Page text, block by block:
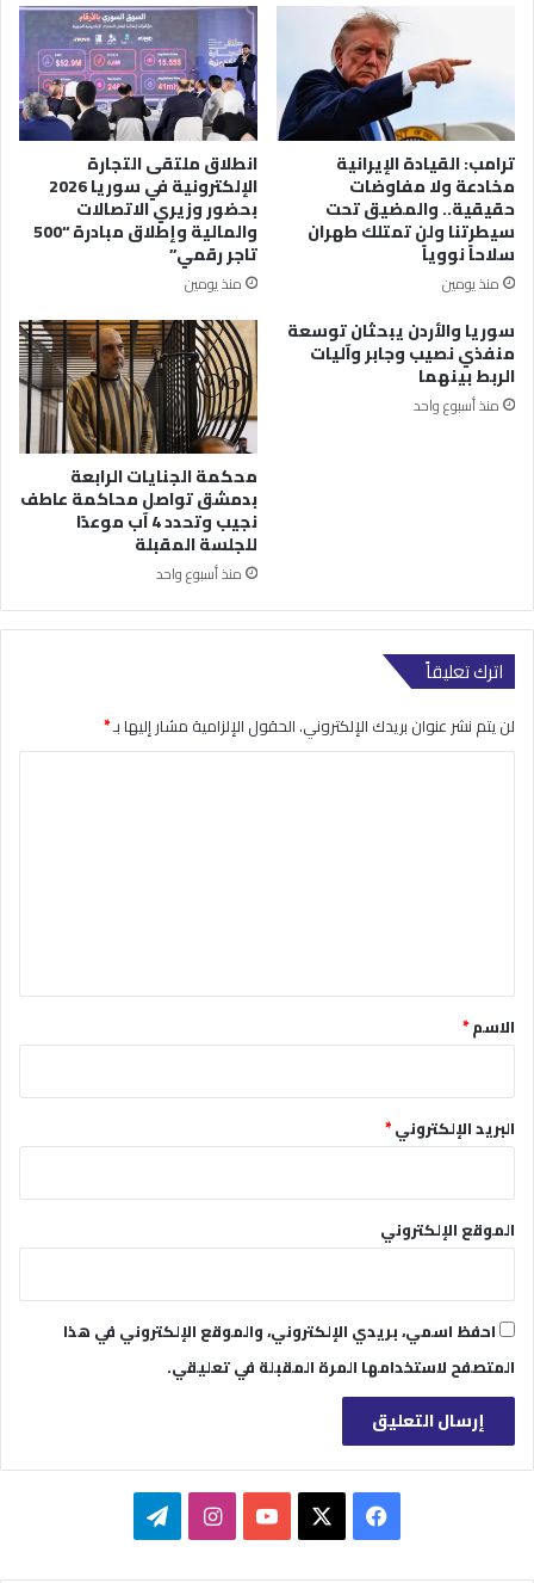
ترامب: القيادة الإيرانية
مخادعة ولا مفاوضات
حقيقية.. والمضيق تحت
سيطرتنا ولن تمتلك طهران
سلاحاً نووياً
منذ يومين
انطلاق ملتقى التجارة
الإلكترونية في سوريا 2026
بحضور وزيري الاتصالات
والمالية وإطلاق مبادرة “500
تاجر رقمي”
منذ يومين
سوريا والأردن يبحثان توسعة
منفذي نصيب وجابر وآليات
الربط بينهما
منذ أسبوع واحد
محكمة الجنايات الرابعة
بدمشق تواصل محاكمة عاطف
نجيب وتحدد 4 آب موعدًا
للجلسة المقبلة
منذ أسبوع واحد
اترك تعليقاً
لن يتم نشر عنوان بريدك الإلكتروني.الحقول الإلزامية مشار إليها بـ*
*الاسم*
البريد الإلكتروني*
الموقع الإلكتروني
احفظ اسمي، بريدي الإلكتروني، والموقع الإلكتروني في هذا
المتصفح لاستخدامها المرة المقبلة في تعليقي.
فيسبوك ‫YouTubeانستقرامتيلقرام